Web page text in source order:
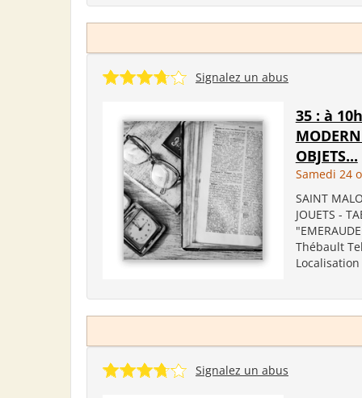
Signalez un abus
35 : à
OBJETS...
Samedi 24
SAINT
JOUETS -
Thébault
Signalez un abus